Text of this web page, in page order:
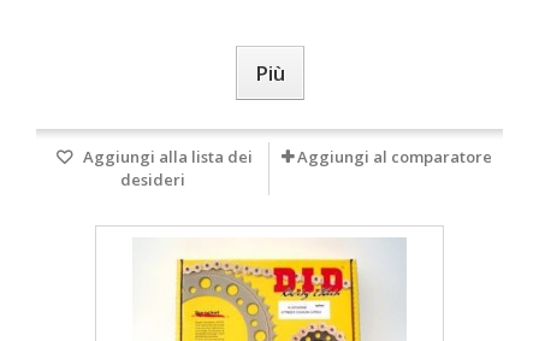
Più
Aggiungi alla lista dei
desideri
Aggiungi al comparatore